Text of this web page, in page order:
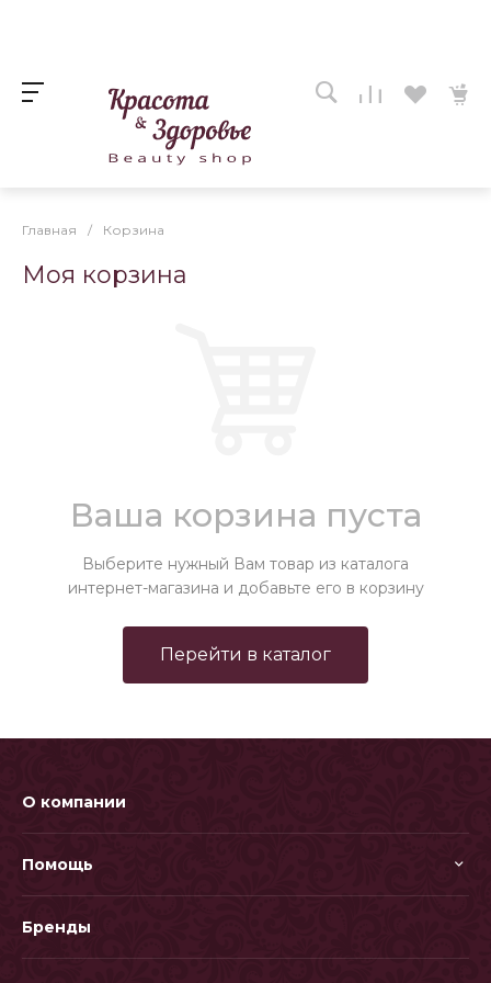
Главная / Корзина
Моя корзина
Ваша корзина пуста
Выберите нужный Вам товар из каталога
интернет-магазина и добавьте его в корзину
Перейти в каталог
О компании
Помощь
Бренды